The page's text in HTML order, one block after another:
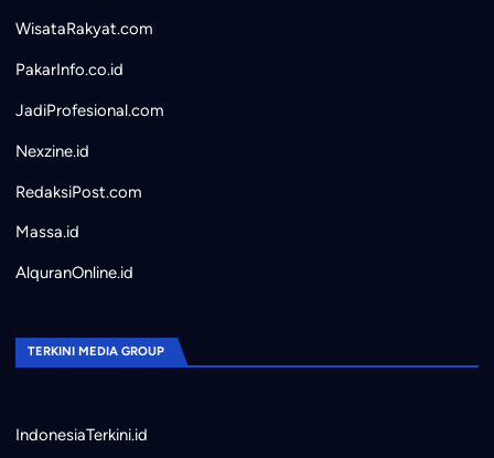
WisataRakyat.com
PakarInfo.co.id
JadiProfesional.com
Nexzine.id
RedaksiPost.com
Massa.id
AlquranOnline.id
TERKINI MEDIA GROUP
IndonesiaTerkini.id